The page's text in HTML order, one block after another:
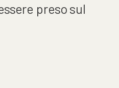
preso sul